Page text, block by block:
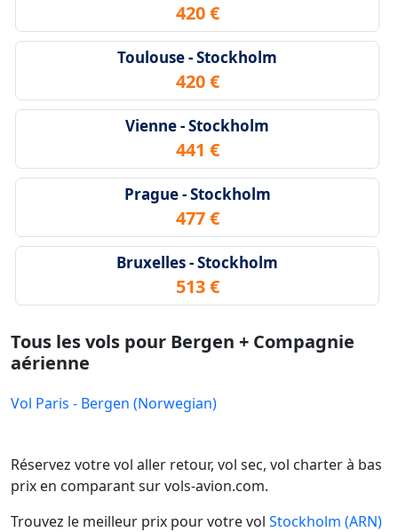
420 €
Toulouse - Stockholm
420 €
Vienne - Stockholm
441 €
Prague - Stockholm
477 €
Bruxelles - Stockholm
513 €
Tous les vols pour Bergen + Compagnie
aérienne
Vol Paris - Bergen (Norwegian)
Réservez votre vol aller retour, vol sec, vol charter à bas
prix en comparant sur vols-avion.com.
Trouvez le meilleur prix pour votre vol Stockholm (ARN)